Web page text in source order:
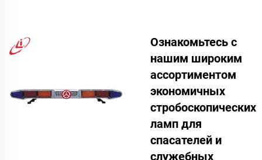
Ознакомьтесь с
нашим широким
ассортиментом
экономичных
стробоскопических
ламп для
спасателей и
служебных